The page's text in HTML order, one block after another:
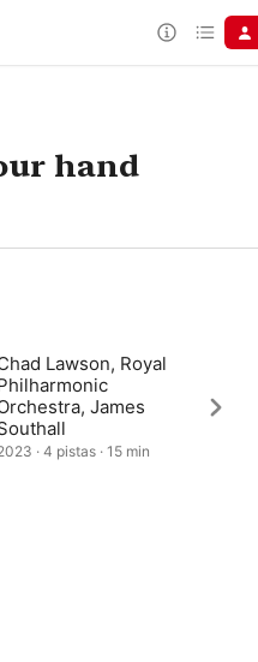
hand
Lawson, Royal
James
· 4 pistas · 15 min